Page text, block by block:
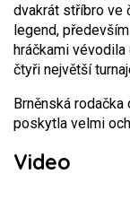
dvakrát stříbro ve
legend,
hráčkami vévodila
čtyři největší
Brněnská rodačka
poskytla velmi
Video